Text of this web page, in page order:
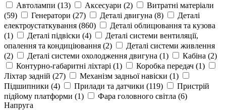
Автолампи (13) Аксесуари (2)
Витратні матеріали
(59)
Генератори (27) Деталі двигуна (8)
Деталі
електроустаткування (860)
Деталі облицювання та кузова
(1)
Деталі підвіски (4)
Деталі системи вентиляції,
опалення та кондиціювання (2)
Деталі системи живлення
(2)
Деталі системи охолодження двигуна (1) Кабіна (2)
Контурно-габаритні ліхтарі (1) Коробка передач (1)
Ліхтар задній (27) Механізм задньої навіски (1)
Підшипники (4) Прилади та датчики (119)
Пристрій
підйому платформи (1) Фара головного світла (6)
Напруга